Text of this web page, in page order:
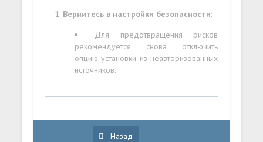
Вернитесь в настройки безопасности:
Для предотвращения рисков
рекомендуется снова отключить
опцию установки из неавторизованных
источников.
Назад